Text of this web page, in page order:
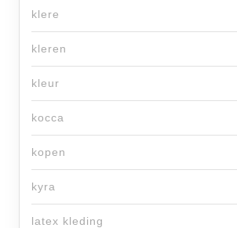
klere
kleren
kleur
kocca
kopen
kyra
latex kleding